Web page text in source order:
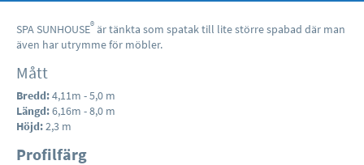
SPA SUNHOUSE® är tänkta som spatak till lite större spabad där man
även har utrymme för möbler.
Mått
Bredd:4,11m - 5,0 m
Längd:6,16m - 8,0 m
Höjd:2,3 m
Profilfärg